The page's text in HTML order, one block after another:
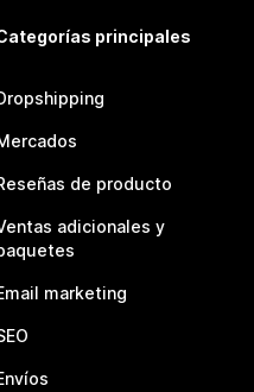
principales
de producto
adicionales y
marketing